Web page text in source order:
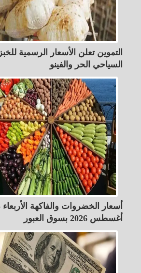
التموين تعلن الأسعار الرسمية للخبز
السياحي الحر والفينو
أغسطس 2026 بسوق العبور